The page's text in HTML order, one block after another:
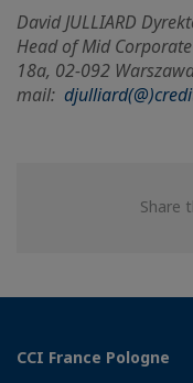
David JULLIARD
Head of Mid
18a, 02-092
mail:
Share
CCI France Pologne